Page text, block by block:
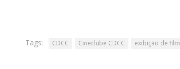
Tags: CDCC Cineclube CDCC exibição de